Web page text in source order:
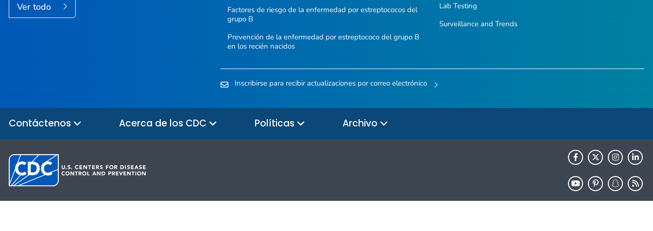
Ver todo
Factores de riesgo de la enfermedad por estreptococos del
grupo B
Prevención de la enfermedad por estreptococo del grupo B
en los recién nacidos
Lab Testing
Surveillance and Trends
Inscribirse para recibir actualizaciones por correo electrónico
Contáctenos Acerca de los CDC Políticas Archivo